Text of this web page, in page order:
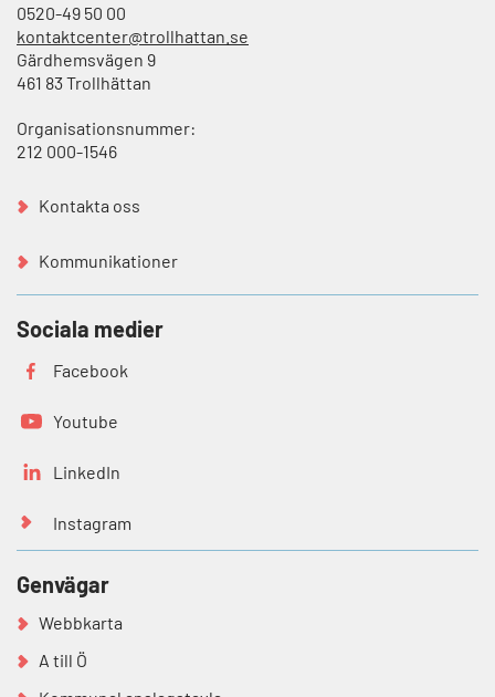
0520-49 50 00
kontaktcenter@trollhattan.se
Gärdhemsvägen 9
461 83 Trollhättan
Organisationsnummer:
212 000-1546
Kontakta oss
Kommunikationer
Sociala medier
Facebook
Youtube
LinkedIn
Instagram
Genvägar
Webbkarta
A till Ö